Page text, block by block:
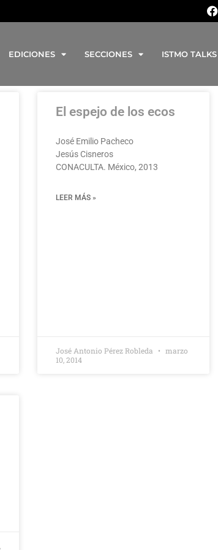
EDICIONES SECCIONES ISTMO TALKS
El espejo de los ecos
José Emilio Pacheco
Jesús Cisneros
CONACULTA. México, 2013
LEER MÁS »
José Antonio Pérez Robleda
marzo
10, 2014